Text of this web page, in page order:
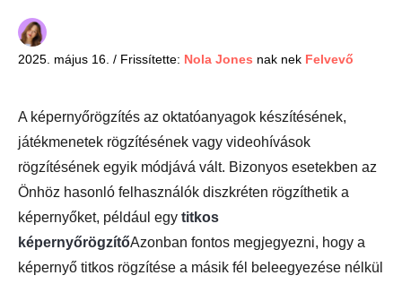
2025. május 16. / Frissítette: Nola Jones nak nek Felvevő
A képernyőrögzítés az oktatóanyagok készítésének,
játékmenetek rögzítésének vagy videohívások
rögzítésének egyik módjává vált. Bizonyos esetekben az
Önhöz hasonló felhasználók diszkréten rögzíthetik a
képernyőket, például egy titkos
képernyőrögzítőAzonban fontos megjegyezni, hogy a
képernyő titkos rögzítése a másik fél beleegyezése nélkül